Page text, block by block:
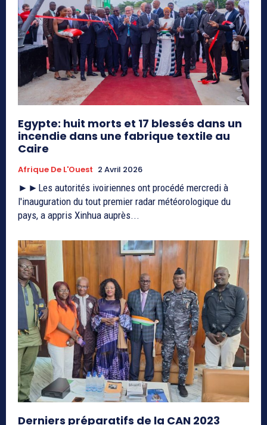
Egypte: huit morts et 17 blessés dans un
incendie dans une fabrique textile au
Caire
Afrique De L'Ouest 2 Avril 2026
►►Les autorités ivoiriennes ont procédé mercredi à
l'inauguration du tout premier radar météorologique du
pays, a appris Xinhua auprès...
Derniers préparatifs de la CAN 2023